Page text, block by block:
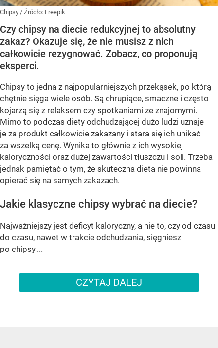
Chipsy / Źródło: Freepik
Czy chipsy na diecie redukcyjnej to absolutny
zakaz? Okazuje się, że nie musisz z nich
całkowicie rezygnować. Zobacz, co proponują
eksperci.
Chipsy to jedna z najpopularniejszych przekąsek, po którą
chętnie sięga wiele osób. Są chrupiące, smaczne i często
kojarzą się z relaksem czy spotkaniami ze znajomymi.
Mimo to podczas diety odchudzającej dużo ludzi uznaje
je za produkt całkowicie zakazany i stara się ich unikać
za wszelką cenę. Wynika to głównie z ich wysokiej
kaloryczności oraz dużej zawartości tłuszczu i soli. Trzeba
jednak pamiętać o tym, że skuteczna dieta nie powinna
opierać się na samych zakazach.
Jakie klasyczne chipsy wybrać na diecie?
Najważniejszy jest deficyt kaloryczny, a nie to, czy od czasu
do czasu, nawet w trakcie odchudzania, sięgniesz
po chipsy....
CZYTAJ DALEJ